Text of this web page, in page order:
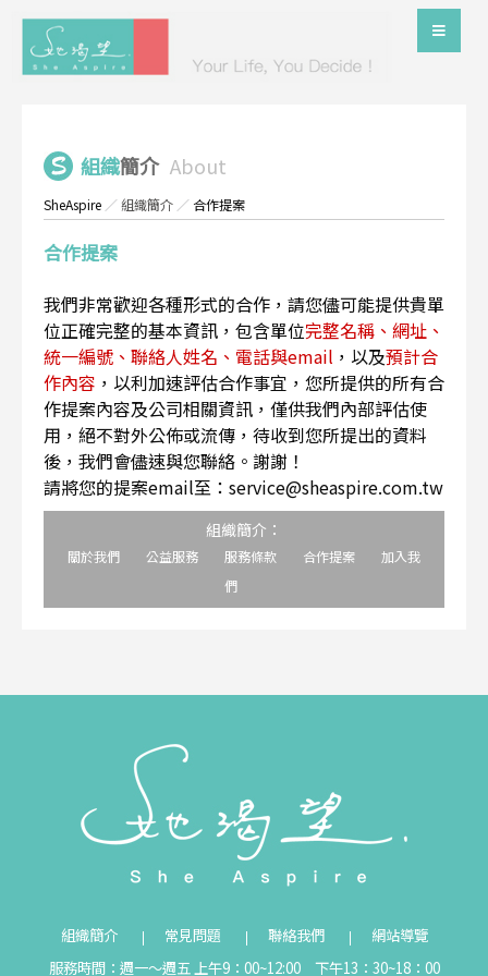
組織簡介 About
SheAspire ／組織簡介 ／ 合作提案
合作提案
我們非常歡迎各種形式的合作，請您儘可能提供貴單
位正確完整的基本資訊，包含單位完整名稱、網址、
統一編號、聯絡人姓名、電話與email ，以及預計合
作內容 ，以利加速評估合作事宜，您所提供的所有合
作提案內容及公司相關資訊，僅供我們內部評估使
用，絕不對外公佈或流傳，待收到您所提出的資料
後，我們會儘速與您聯絡。謝謝！
請將您的提案email至：service@sheaspire.com.tw
組織簡介：
關於我們 公益服務 服務條款 合作提案
加入我
們
組織簡介 常見問題 聯絡我們
網站導覽
服務時間：週一～週五 上午9：00~12:00 下午13：30~18：00